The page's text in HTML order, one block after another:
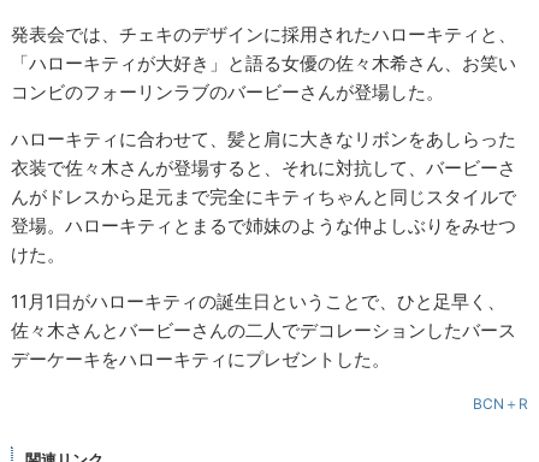
発表会では、チェキのデザインに採用されたハローキティと、
「ハローキティが大好き」と語る女優の佐々木希さん、お笑い
コンビのフォーリンラブのバービーさんが登場した。
ハローキティに合わせて、髪と肩に大きなリボンをあしらった
衣装で佐々木さんが登場すると、それに対抗して、バービーさ
んがドレスから足元まで完全にキティちゃんと同じスタイルで
登場。ハローキティとまるで姉妹のような仲よしぶりをみせつ
けた。
11月1日がハローキティの誕生日ということで、ひと足早く、
佐々木さんとバービーさんの二人でデコレーションしたバース
デーケーキをハローキティにプレゼントした。
BCN＋R